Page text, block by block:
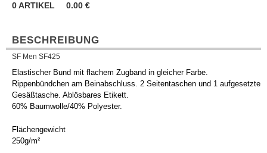
0ARTIKEL 0.00 €
BESCHREIBUNG
SF Men SF425
Elastischer Bund mit flachem Zugband in gleicher Farbe.
Rippenbündchen am Beinabschluss. 2 Seitentaschen und 1 aufgesetzte
Gesäßtasche. Ablösbares Etikett.
60% Baumwolle/40% Polyester.
Flächengewicht
250g/m²